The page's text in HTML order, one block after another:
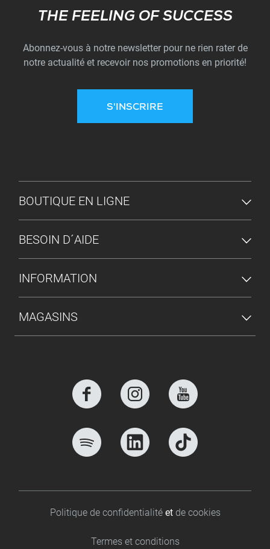
Subscribe
THE FEELING OF SUCCESS
Abonnez-vous à notre newsletter pour ne rien rater de
notre actualité et recevoir nos promotions en priorité!
S'INSCRIRE
MENU DU PIED DE PAGE
BOUTIQUE EN LIGNE
BESOIN D´AIDE
INFORMATION
MAGASINS
Footer bottomPolitique de confidentialité et de cookies
Termes et conditions